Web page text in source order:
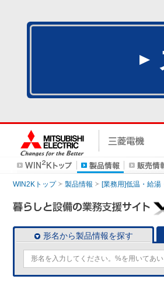
WIN2Kトップ 製品情報 [業務用]低温・給湯
形名から製品情報を探す